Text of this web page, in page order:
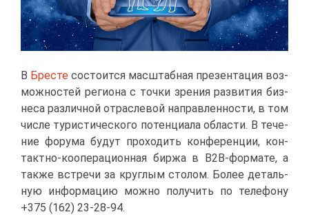
В Бре­сте со­сто­ит­ся мас­штаб­ная пре­зен­та­ция воз­
мож­но­стей ре­ги­о­на с точ­ки зре­ния раз­ви­тия биз­
не­са раз­лич­ной от­рас­ле­вой на­прав­лен­но­сти, в том
чис­ле ту­ри­сти­че­ско­го по­тен­ци­а­ла об­ла­сти. В те­че­
ние фо­ру­ма бу­дут про­хо­дить кон­фе­рен­ции, кон­
такт­но-ко­опе­ра­ци­он­ная бир­жа в В2В-фор­ма­те, а
та­к­же встре­чи за круг­лым сто­лом. Бо­лее де­таль­
ную ин­фор­ма­цию мож­но по­лу­чить по те­ле­фо­ну
+375 (162) 23-28-94.